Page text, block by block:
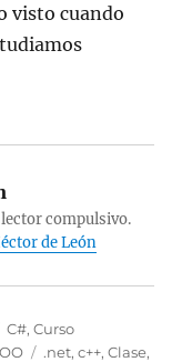
visto cuando
compulsivo.
de León
Categorías
C#,Curso
Etiquetas
.net,c++,Clase,